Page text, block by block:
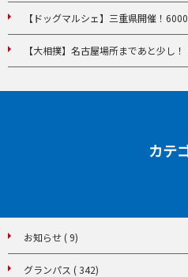
【ドッグマルシェ】三重県開催！
【大相撲】名古屋場所まであと少し！
カテ
お知らせ ( 9)
グランパス ( 342)